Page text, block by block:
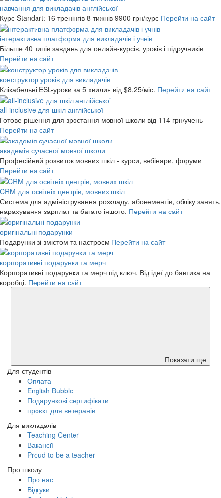
навчання для викладачів англійської
Курс Standart: 16 тренінгів 8 тижнів 9900 грн/курс Перейти на сайт
інтерактивна платформа для викладачів і учнів
Більше 40 типів завдань для онлайн-курсів, уроків і підручників
Перейти на сайт
конструктор уроків для викладачів
Клікабельні ESL-уроки за 5 хвилин від $8,25/міс. Перейти на сайт
all-inclusive для шкіл англійської
Готове рішення для зростання мовної школи від 114 грн/учень
Перейти на сайт
академія сучасної мовної школи
Професійний розвиток мовних шкіл - курси, вебінари, форуми
Перейти на сайт
CRM для освітніх центрів, мовних шкіл
Система для адміністрування розкладу, абонементів, обліку занять,
нарахування зарплат та багато іншого. Перейти на сайт
оригінальні подарунки
Подарунки зі змістом та настроєм Перейти на сайт
корпоративні подарунки та мерч
Корпоративні подарунки та мерч під ключ. Від ідеї до бантика на
коробці. Перейти на сайт
Показати ще
Для студентів
Оплата
English Bubble
Подарункові сертифікати
проєкт для ветеранів
Для викладачів
Teaching Center
Вакансії
Proud to be a teacher
Про школу
Про нас
Відгуки